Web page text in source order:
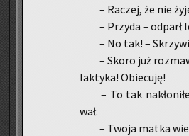
– Ra­czej, że nie
– Przy­da – od­parł
– No tak! –
– Skoro już
lak­ty­ka! Obie­cu­ję!
– To tak
wał.
– Twoja matka